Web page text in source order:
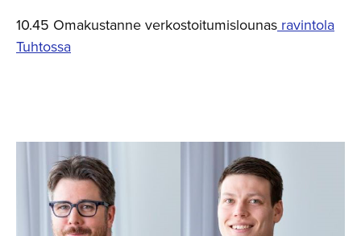
10.45 Omakustanne verkostoitumislounas ravintola
Tuhtossa